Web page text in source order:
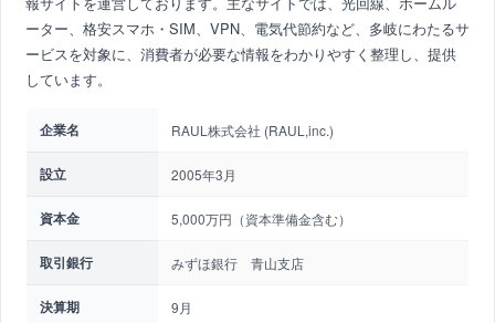
ーター、格安スマホ・SIM、VPN、電気代節約など、多岐にわたるサ
ービスを対象に、消費者が必要な情報をわかりやすく整理し、提供
しています。
企業名 RAUL株式会社 (RAUL,inc.)
設立 2005年3月
資本金 5,000万円（資本準備金含む）
取引銀行 みずほ銀行 青山支店
決算期 9月